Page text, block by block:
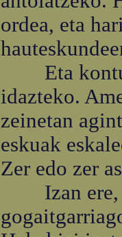
ordea, eta
Eta
idazteko.
zeinetan
eskuak
Zer edo zer
Izan ere,